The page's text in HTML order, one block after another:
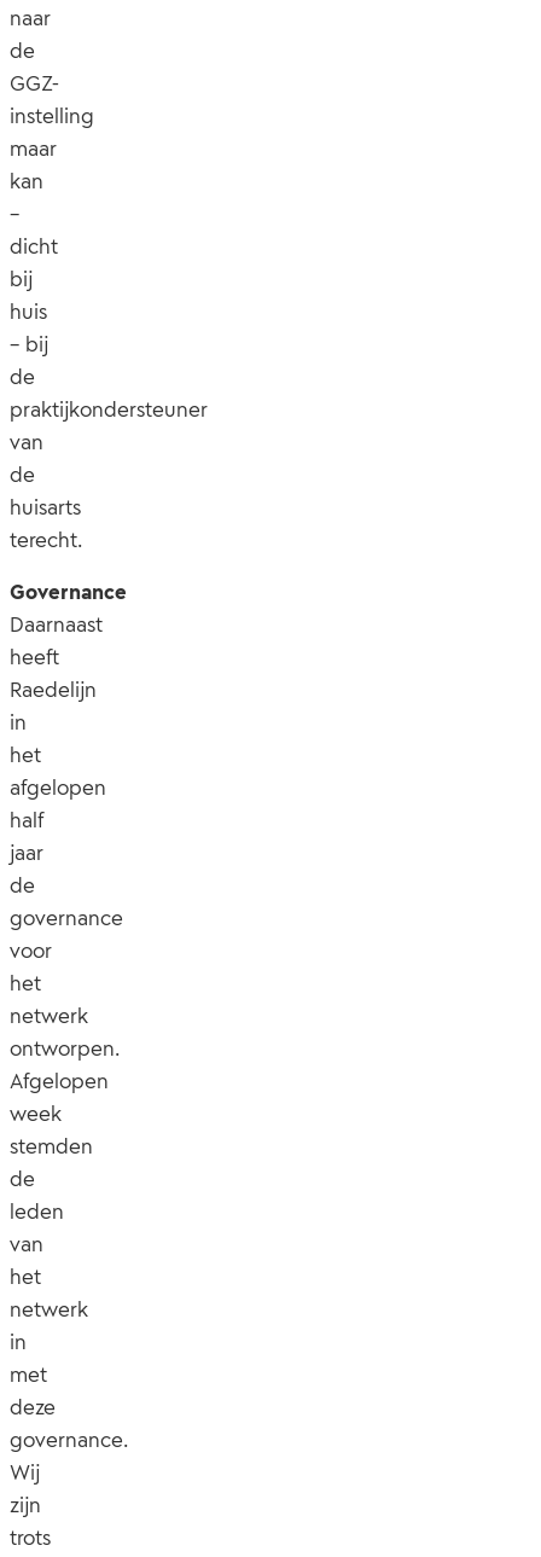
naar
de
GGZ-
instelling
maar
kan
–
dicht
bij
huis
– bij
de
praktijkondersteuner
van
de
huisarts
terecht.
Governance
Daarnaast
heeft
Raedelijn
in
het
afgelopen
half
jaar
de
governance
voor
het
netwerk
ontworpen.
Afgelopen
week
stemden
de
leden
van
het
netwerk
in
met
deze
governance.
Wij
zijn
trots